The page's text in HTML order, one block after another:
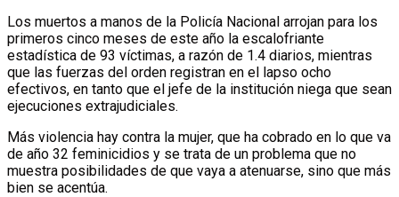
Los muertos a manos de la Policía Nacional arrojan para los
primeros cinco meses de este año la escalofriante
estadística de 93 víctimas, a razón de 1.4 diarios, mientras
que las fuerzas del orden registran en el lapso ocho
efectivos, en tanto que el jefe de la institución niega que sean
ejecuciones extrajudiciales.
Más violencia hay contra la mujer, que ha cobrado en lo que va
de año 32 feminicidios y se trata de un problema que no
muestra posibilidades de que vaya a atenuarse, sino que más
bien se acentúa.